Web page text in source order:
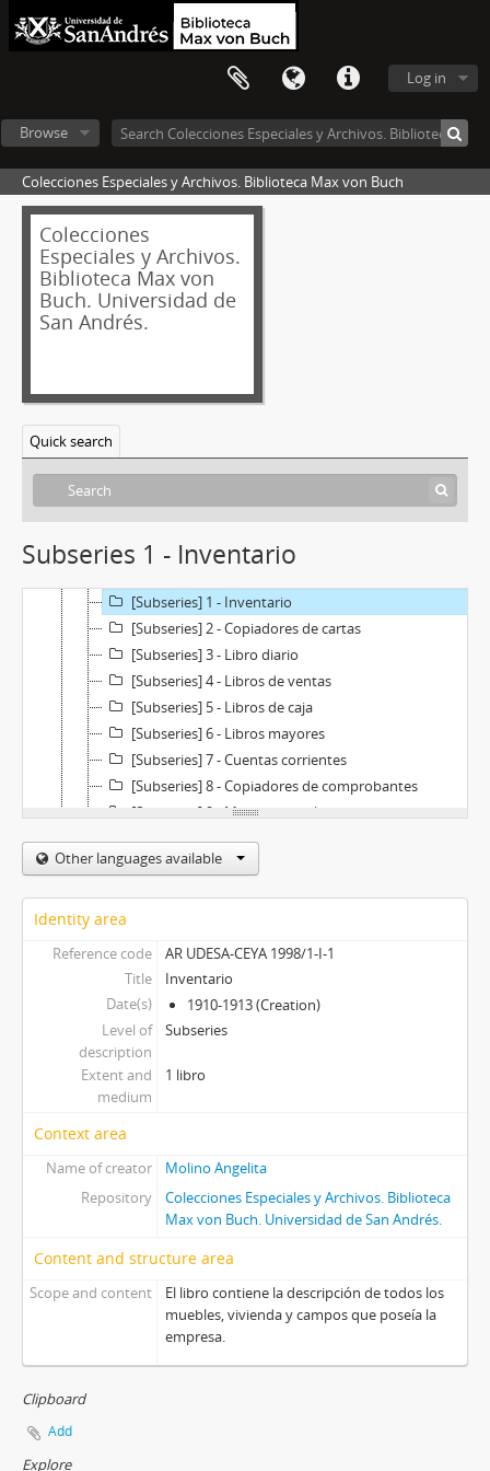
Log in
Browse
Colecciones Especiales y Archivos. Biblioteca Max von Buch
Colecciones
Especiales y Archivos.
Biblioteca Max von
Buch. Universidad de
San Andrés.
Quick search
Subseries 1 - Inventario
[Fonds] 1998/1 - Molino Angelita
[Subseries] 1 - Inventario
[Subseries] 2 - Copiadores de cartas
[Subseries] 3 - Libro diario
[Subseries] 4 - Libros de ventas
[Subseries] 5 - Libros de caja
[Subseries] 6 - Libros mayores
[Subseries] 7 - Cuentas corrientes
[Subseries] 8 - Copiadores de comprobantes
[Subseries] 9 - Memoria y balance
[Subseries] 10 - Copiador de formularios
[Series] II - Fotografías
[Series] IV - Planos
Other languages available
Identity area
Reference code
AR UDESA-CEYA 1998/1-I-1
Title
Inventario
Date(s)
1910-1913 (Creation)
Level of
description
Subseries
Extent and
medium
1 libro
Context area
Name of creator
Molino Angelita
Repository
Colecciones Especiales y Archivos. Biblioteca
Max von Buch. Universidad de San Andrés.
Content and structure area
Scope and content
El libro contiene la descripción de todos los
muebles, vivienda y campos que poseía la
empresa.
Clipboard
Add
Explore